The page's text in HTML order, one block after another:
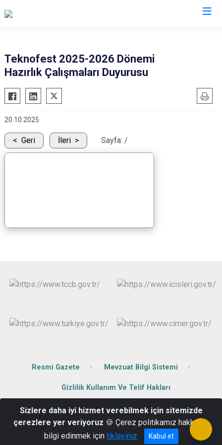
Atabey
Eğirdir
Gönen
Keçiborlu
Şarkikaraağaç
Senirkent
Yenişarbademli
Aksu
Teknofest 2025­-2026 Dönemi
Hazırlık Çalışmaları Duyurusu
20.10.2025
Geri İleri Sayfa: /
Resmi Gazete Mevzuat Bilgi Sistemi
Gizlilik Kullanım Ve Telif Hakları
Hükümet Konağı Kat:2 Yalvaç/Isparta
0246 441 50 40
Sizlere daha iyi hizmet verebilmek için sitemizde
çerezlere yer veriyoruz 🍪 Çerez politikamız hakkında
bilgi edinmek için tıklayınız Kabul et